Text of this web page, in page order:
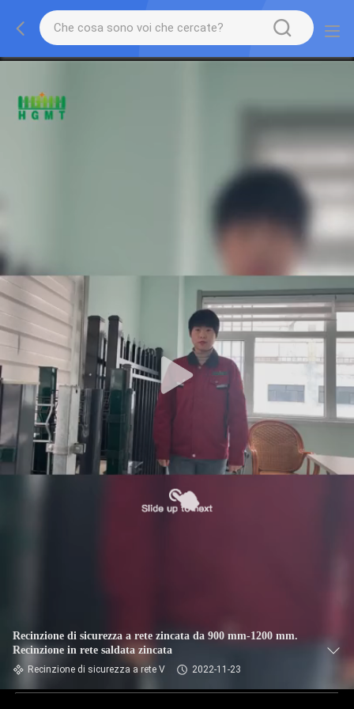
Recinzione di sicurezza a rete zincata da 900 mm-1200 mm.
Recinzione in rete saldata zincata
Recinzione di sicurezza a rete V 2022-11-23